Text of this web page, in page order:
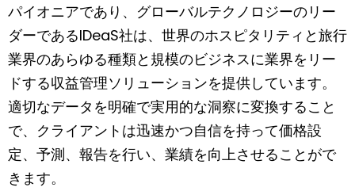
パイオニアであり、グローバルテクノロジーのリー
ダーであるIDeaS社は、世界のホスピタリティと旅行
業界のあらゆる種類と規模のビジネスに業界をリー
ドする収益管理ソリューションを提供しています。
適切なデータを明確で実用的な洞察に変換すること
で、クライアントは迅速かつ自信を持って価格設
定、予測、報告を行い、業績を向上させることがで
きます。